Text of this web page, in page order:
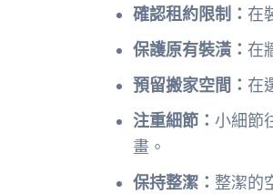
確認租約限制： 在
保護原有裝潢： 在
預留搬家空間： 在
注重細節： 小細節
畫。
保持整潔： 整潔的